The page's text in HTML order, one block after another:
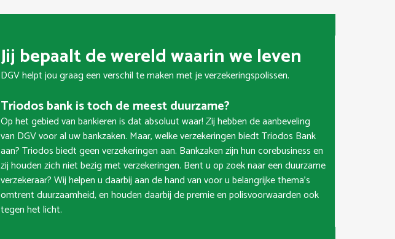
Jij bepaalt de wereld waarin we leven
DGV helpt jou graag een verschil te maken met je verzekeringspolissen.
Triodos bank is toch de meest duurzame?
Op het gebied van bankieren is dat absoluut waar! Zij hebben de aanbeveling
van DGV voor al uw bankzaken. Maar, welke verzekeringen biedt Triodos Bank
aan? Triodos biedt geen verzekeringen aan. Bankzaken zijn hun corebusiness en
zij houden zich niet bezig met verzekeringen. Bent u op zoek naar een duurzame
verzekeraar? Wij helpen u daarbij aan de hand van voor u belangrijke thema’s
omtrent duurzaamheid, en houden daarbij de premie en polisvoorwaarden ook
tegen het licht.